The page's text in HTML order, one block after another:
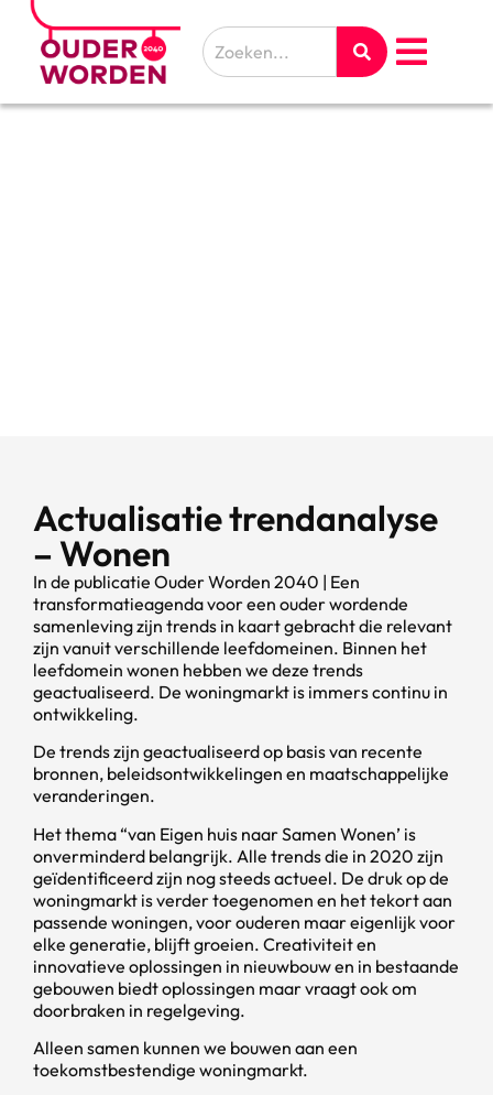
Actualisatie trendanalyse
– Wonen
In de publicatie Ouder Worden 2040 | Een
transformatieagenda voor een ouder wordende
samenleving zijn trends in kaart gebracht die relevant
zijn vanuit verschillende leefdomeinen. Binnen het
leefdomein wonen hebben we deze trends
geactualiseerd. De woningmarkt is immers continu in
ontwikkeling.
De trends zijn geactualiseerd op basis van recente
bronnen, beleidsontwikkelingen en maatschappelijke
veranderingen.
Het thema “van Eigen huis naar Samen Wonen’ is
onverminderd belangrijk. Alle trends die in 2020 zijn
geïdentificeerd zijn nog steeds actueel. De druk op de
woningmarkt is verder toegenomen en het tekort aan
passende woningen, voor ouderen maar eigenlijk voor
elke generatie, blijft groeien. Creativiteit en
innovatieve oplossingen in nieuwbouw en in bestaande
gebouwen biedt oplossingen maar vraagt ook om
doorbraken in regelgeving.
Alleen samen kunnen we bouwen aan een
toekomstbestendige woningmarkt.